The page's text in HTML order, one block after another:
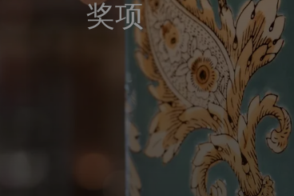
奖项